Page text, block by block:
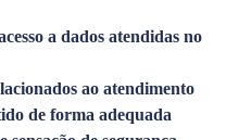
a dados atendidas no
ao atendimento
de forma adequada